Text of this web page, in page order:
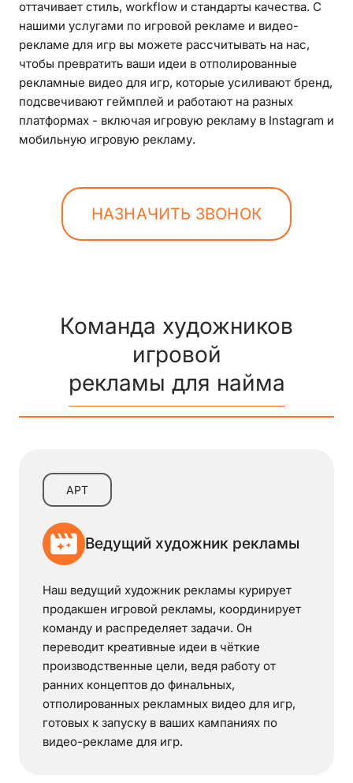
оттачивает стиль, workflow и стандарты качества. С
нашими услугами по игровой рекламе и видео-
рекламе для игр вы можете рассчитывать на нас,
чтобы превратить ваши идеи в отполированные
рекламные видео для игр, которые усиливают бренд,
подсвечивают геймплей и работают на разных
платформах - включая игровую рекламу в Instagram и
мобильную игровую рекламу.
НАЗНАЧИТЬ ЗВОНОК
Команда художников
игровой
рекламы для найма
АРТ
Ведущий художник рекламы
Наш ведущий художник рекламы курирует
продакшен игровой рекламы, координирует
команду и распределяет задачи. Он
переводит креативные идеи в чёткие
производственные цели, ведя работу от
ранних концептов до финальных,
отполированных рекламных видео для игр,
готовых к запуску в ваших кампаниях по
видео-рекламе для игр.